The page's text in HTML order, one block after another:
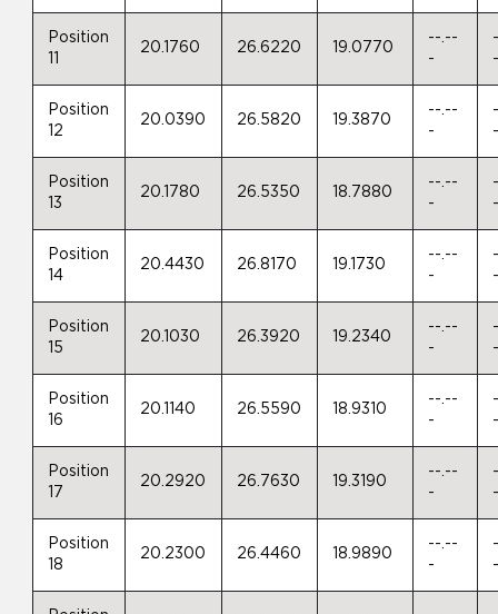
Position
11
20.1760 26.6220 19.0770
--.--
-
Position
12
20.0390 26.5820 19.3870
--.--
-
Position
13
20.1780 26.5350 18.7880
--.--
-
Position
14
20.4430 26.8170 19.1730
--.--
-
Position
15
20.1030 26.3920 19.2340
--.--
-
Position
16
20.1140 26.5590 18.9310
--.--
-
Position
17
20.2920 26.7630 19.3190
--.--
-
Position
18
20.2300 26.4460 18.9890
--.--
-